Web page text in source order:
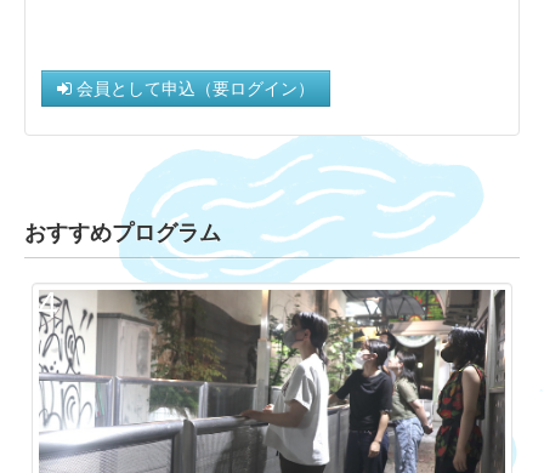
会員として申込（要ログイン）
おすすめプログラム
4